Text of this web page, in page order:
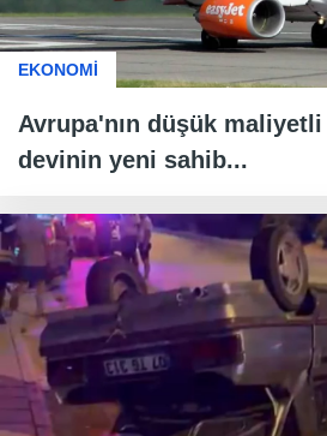
EKONOMİ
Avrupa'nın düşük maliyetli
devinin yeni sahib...